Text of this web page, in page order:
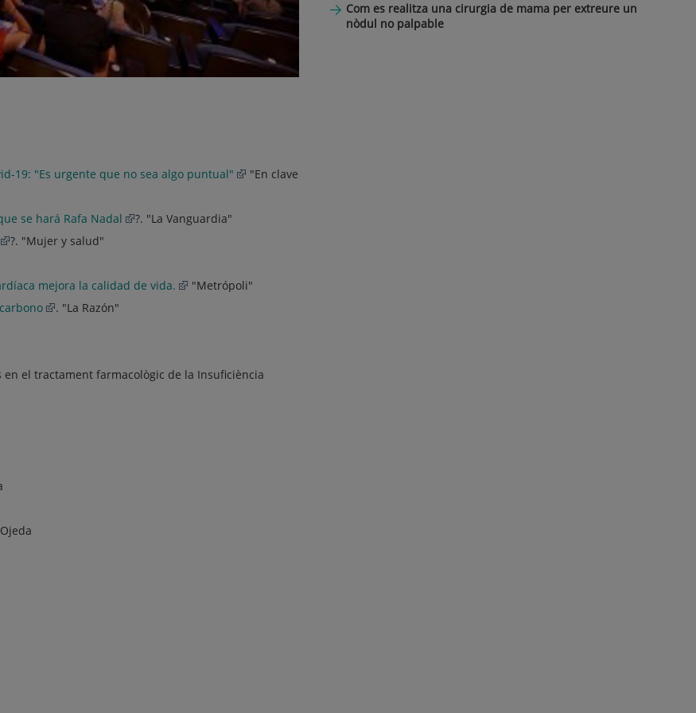
19: "Es urgente que no sea algo puntual"
"En clave
se hará Rafa Nadal
?. "La Vanguardia"
?. "Mujer y salud"
mejora la calidad de vida.
"Metrópoli"
. "La Razón"
en el tractament farmacològic de la Insuficiència
Com es realitza una cirurgia de mama per extreure un
nòdul no palpable